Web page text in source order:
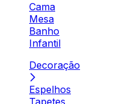
Cama
Mesa
Banho
Infantil
Decoração
Espelhos
Tapetes